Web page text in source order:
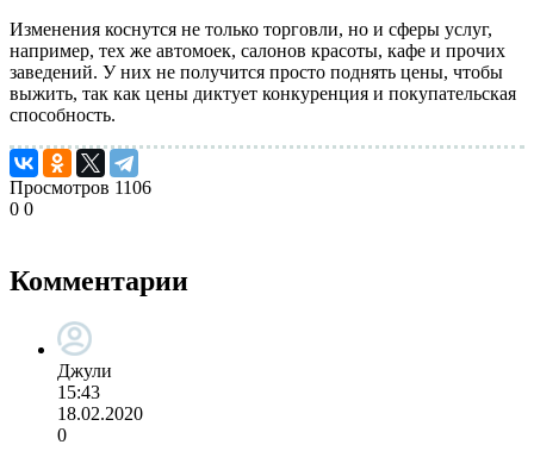
Изменения коснутся не только торговли, но и сферы услуг,
например, тех же автомоек, салонов красоты, кафе и прочих
заведений. У них не получится просто поднять цены, чтобы
выжить, так как цены диктует конкуренция и покупательская
способность.
Просмотров 1106
0 0
Комментарии
Джули
15:43
18.02.2020
0